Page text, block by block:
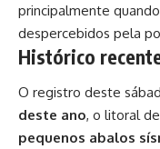
principalmente
despercebidos pela
Histórico
O registro deste
deste ano, o litoral
pequenos abalos